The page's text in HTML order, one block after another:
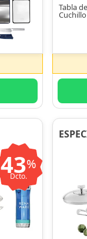
Tabla
43%
Dcto.